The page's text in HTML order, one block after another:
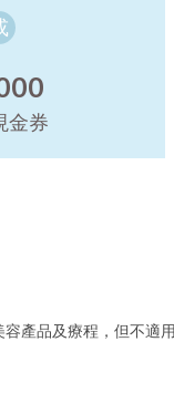
金券
產品及療程，但不適